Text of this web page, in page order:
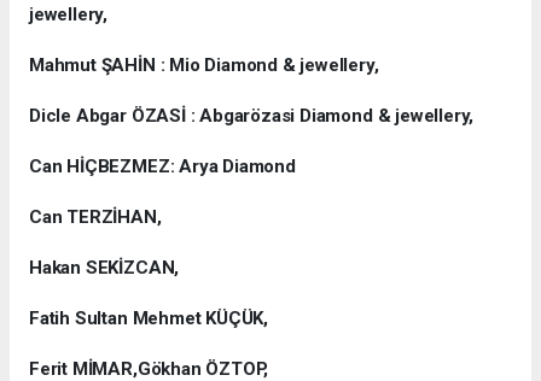
jewellery,
Mahmut ŞAHİN : Mio Diamond & jewellery,
Dicle Abgar ÖZASİ : Abgarözasi Diamond & jewellery,
Can HİÇBEZMEZ: Arya Diamond
Can TERZİHAN,
Hakan SEKİZCAN,
Fatih Sultan Mehmet KÜÇÜK,
Ferit MİMAR,Gökhan ÖZTOP,